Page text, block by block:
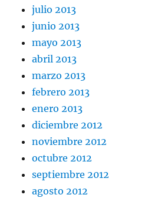
julio 2013
junio 2013
mayo 2013
abril 2013
marzo 2013
febrero 2013
enero 2013
diciembre 2012
noviembre 2012
octubre 2012
septiembre 2012
agosto 2012